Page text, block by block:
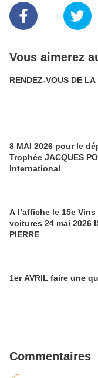
Vous aimerez
RENDEZ-VOUS DE LA
8 MAI 2026 pour le
Trophée JACQUES
International
A l’affiche le 15e Vins et vieilles
voitures 24 mai 2026 ISLE SAINT
PIERRE
1er AVRIL faire une
Commentaires